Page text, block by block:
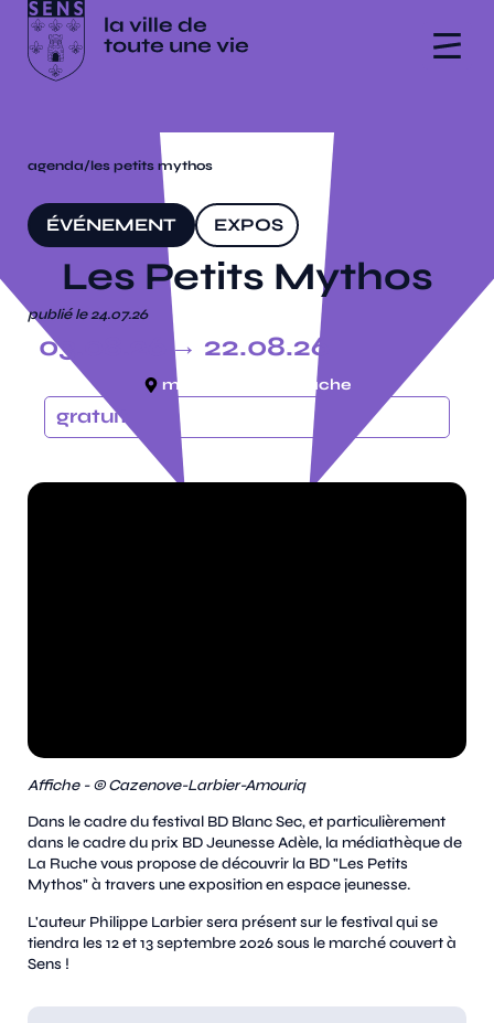
agenda/les petits mythos
ÉVÉNEMENT EXPOS
Les Petits Mythos
publié le 24.07.26
03.08.26 → 22.08.26
médiathèque, la ruche
gratuit
Affiche - © Cazenove-Larbier-Amouriq
Dans le cadre du festival BD Blanc Sec, et particulièrement
dans le cadre du prix BD Jeunesse Adèle, la médiathèque de
La Ruche vous propose de découvrir la BD "Les Petits
Mythos" à travers une exposition en espace jeunesse.
L'auteur Philippe Larbier sera présent sur le festival qui se
tiendra les 12 et 13 septembre 2026 sous le marché couvert à
Sens !